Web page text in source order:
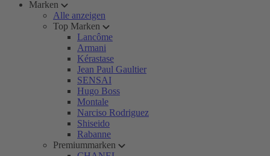
Marken
Alle anzeigen
Top Marken
Lancôme
Armani
Kérastase
Jean Paul Gaultier
SENSAI
Hugo Boss
Montale
Narciso Rodriguez
Shiseido
Rabanne
Premiummarken